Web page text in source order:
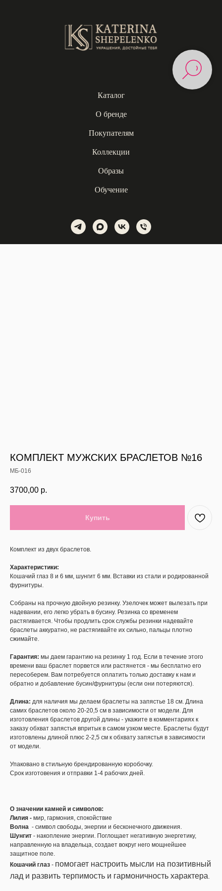
Каталог
О бренде
Покупателям
Коллекции
Образы
Обучение
КОМПЛЕКТ МУЖСКИХ БРАСЛЕТОВ №16
МБ-016
3700,00 р.
Купить
Комплект из двух браслетов.
Характеристики:
Кошачий глаз 8 и 6 мм, шунгит 6 мм. Вставки из стали и родированной
фурнитуры.
Собраны на прочную двойную резинку. Узелочек может вылезать при
надевании, его легко убрать в бусину. Резинка со временем
растягивается. Чтобы продлить срок службы резинки надевайте
браслеты аккуратно, не растягивайте их сильно, пальцы плотно
сжимайте.
Гарантия: мы даем гарантию на резинку 1 год. Если в течение этого
времени ваш браслет порвется или растянется - мы бесплатно его
пересоберем. Вам потребуется оплатить только доставку к нам и
обратно и добавление бусин/фурнитуры (если они потеряются).
Длина: для наличия мы делаем браслеты на запястье 18 см. Длина
самих браслетов около 20-20,5 см в зависимости от модели. Для
изготовления браслетов другой длины - укажите в комментариях к
заказу обхват запястья впритык в самом узком месте. Браслеты будут
изготовлены длиной плюс 2-2,5 см к обхвату запястья в зависимости
от модели.
Упаковано в стильную брендированную коробочку.
Срок изготовения и отправки 1-4 рабочих дней.
О значении камней и символов:
Лилия - мир, гармония, спокойствие
Волна - символ свободы, энергии и бесконечного движения.
Шунгит - накопление энергии. Поглощает негативную энергетику,
направленную на владельца, создает вокруг него мощнейшее
защитное поле.
Кошачий глаз - помогает настроить мысли на позитивный
лад и развить терпимость и гармоничность характера.